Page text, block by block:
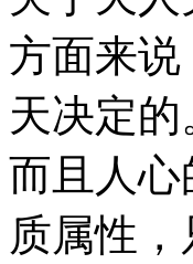
方面来
天决定
而且人
质属性